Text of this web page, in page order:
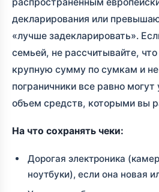
декларирования или
«лучше задекларировать».
семьей, не рассчитывайте,
крупную сумму по сумкам и
пограничники все равно
объем средств, которыми вы
На что сохранять чеки:
Дорогая электроника
ноутбуки), если она новая